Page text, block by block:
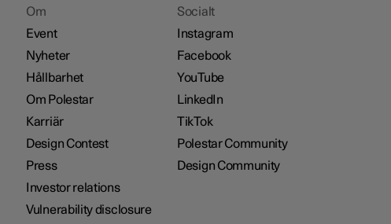
Om
Event
Nyheter
Hållbarhet
Om Polestar
Karriär
Design Contest
Press
Investor relations
Vulnerability disclosure
Socialt
Instagram
Facebook
YouTube
LinkedIn
TikTok
Polestar Community
Design Community